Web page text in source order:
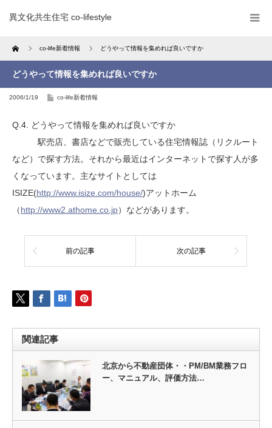
異文化共生住宅 co-lifestyle
Home co-life新着情報 どうやって情報を集めれば良いですか
どうやって情報を集めれば良いですか
2006/1/19 co-life新着情報
Q.4. どうやって情報を集めれば良いですか
駅売店、書店などで販売している住宅情報誌（リクルート
など）で探す方法。それから最近はインターネットで探す人が多
くなっています。主なサイトとしては
ISIZE(http://www.isize.com/house/)アットホーム
（http://www2.athome.co.jp）などがあります。
前の記事 次の記事
関連記事
北京から不動産団体・・PM/BM業務フロ
ー、マニュアル、評価方法…